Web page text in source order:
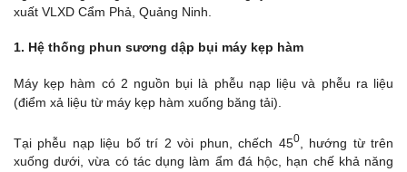
xuất VLXD Cẩm Phả, Quảng Ninh.
1. Hệ thống phun sương dập bụi máy kẹp hàm
Máy kẹp hàm có 2 nguồn bụi là phễu nạp liệu và phễu ra liệu
(điểm xả liệu từ máy kẹp hàm xuống băng tải).
Tại phễu nạp liệu bố trí 2 vòi phun, chếch 450, hướng từ trên
xuống dưới, vừa có tác dụng làm ẩm đá hộc, hạn chế khả năng